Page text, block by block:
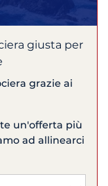
giusta per
grazie ai
un'offerta più
ad allinearci